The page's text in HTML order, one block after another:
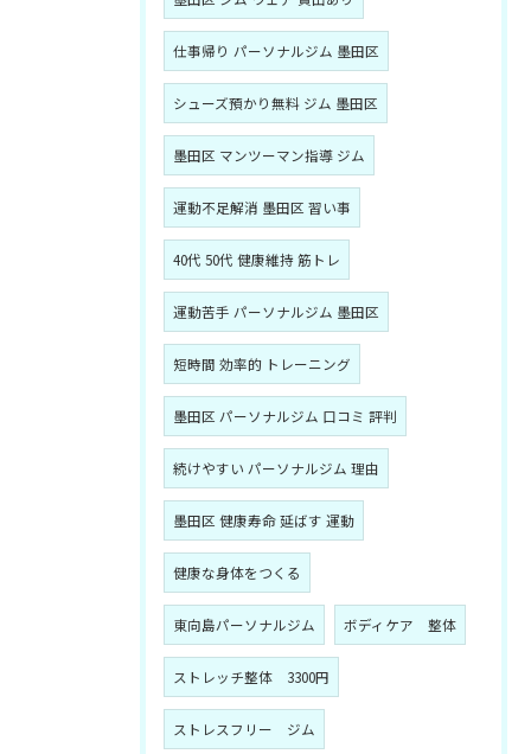
仕事帰り パーソナルジム 墨田区
シューズ預かり無料 ジム 墨田区
墨田区 マンツーマン指導 ジム
運動不足解消 墨田区 習い事
40代 50代 健康維持 筋トレ
運動苦手 パーソナルジム 墨田区
短時間 効率的 トレーニング
墨田区 パーソナルジム 口コミ 評判
続けやすい パーソナルジム 理由
墨田区 健康寿命 延ばす 運動
健康な身体をつくる
東向島パーソナルジム ボディケア 整体
ストレッチ整体 3300円
ストレスフリー ジム